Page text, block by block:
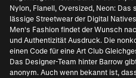
Nylon, Flanell, Oversized, Neon:
lässige Streetwear der Digital
Men's Fashion findet der Wunsch
und Authentizität Ausdruck. Die
einen Code für eine Art Club
Das Designer-Team hinter Barrow
anonym. Auch wenn bekannt ist,